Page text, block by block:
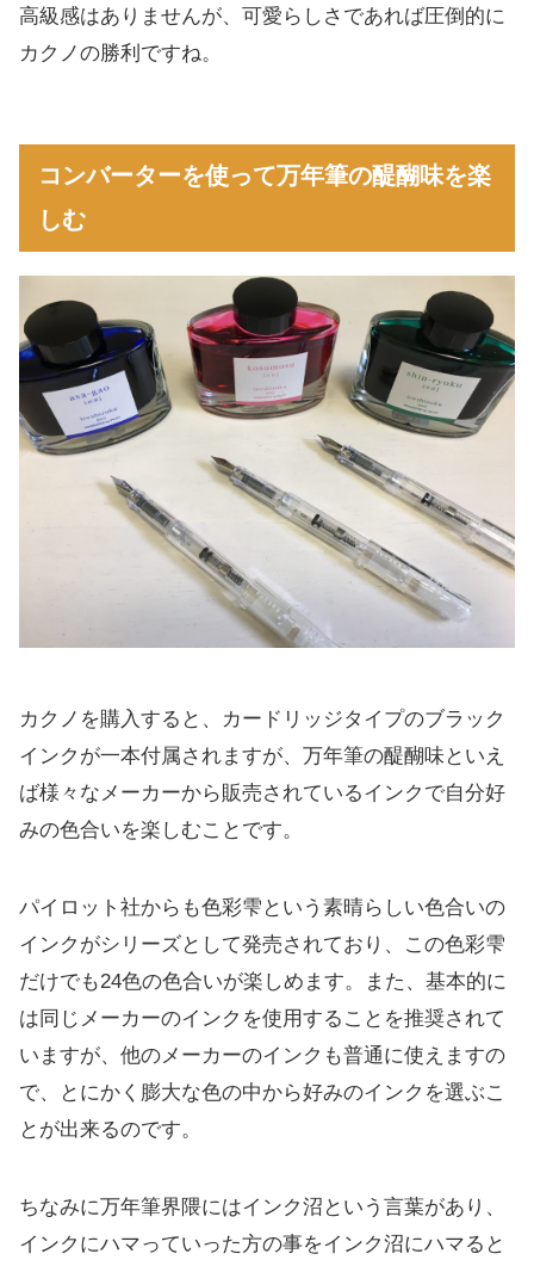
高級感はありませんが、可愛らしさであれば圧倒的に
カクノの勝利ですね。
コンバーターを使って万年筆の醍醐味を楽
しむ
カクノを購入すると、カードリッジタイプのブラック
インクが一本付属されますが、万年筆の醍醐味といえ
ば様々なメーカーから販売されているインクで自分好
みの色合いを楽しむことです。
パイロット社からも色彩雫という素晴らしい色合いの
インクがシリーズとして発売されており、この色彩雫
だけでも24色の色合いが楽しめます。また、基本的に
は同じメーカーのインクを使用することを推奨されて
いますが、他のメーカーのインクも普通に使えますの
で、とにかく膨大な色の中から好みのインクを選ぶこ
とが出来るのです。
ちなみに万年筆界隈にはインク沼という言葉があり、
インクにハマっていった方の事をインク沼にハマると